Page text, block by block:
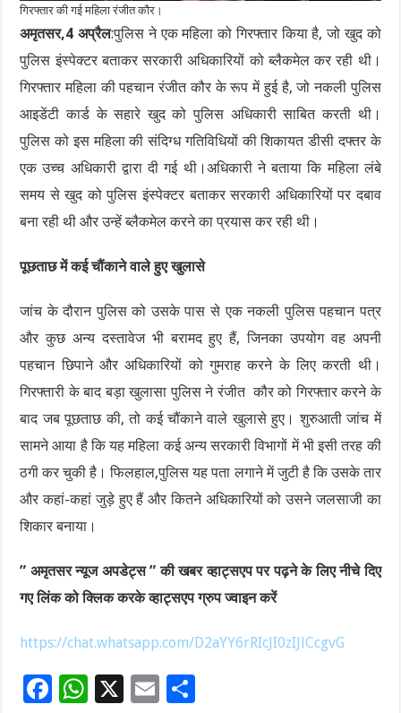
गिरफ्तार की गई महिला रंजीत कौर।
अमृतसर,4 अप्रैल:पुलिस ने एक महिला को गिरफ्तार किया है, जो खुद को
पुलिस इंस्पेक्टर बताकर सरकारी अधिकारियों को ब्लैकमेल कर रही थी।
गिरफ्तार महिला की पहचान रंजीत कौर के रूप में हुई है, जो नकली पुलिस
आइडेंटी कार्ड के सहारे खुद को पुलिस अधिकारी साबित करती थी।
पुलिस को इस महिला की संदिग्ध गतिविधियों की शिकायत डीसी दफ्तर के
एक उच्च अधिकारी द्वारा दी गई थी।अधिकारी ने बताया कि महिला लंबे
समय से खुद को पुलिस इंस्पेक्टर बताकर सरकारी अधिकारियों पर दबाव
बना रही थी और उन्हें ब्लैकमेल करने का प्रयास कर रही थी।
पूछताछ में कई चौंकाने वाले हुए खुलासे
जांच के दौरान पुलिस को उसके पास से एक नकली पुलिस पहचान पत्र
और कुछ अन्य दस्तावेज भी बरामद हुए हैं, जिनका उपयोग वह अपनी
पहचान छिपाने और अधिकारियों को गुमराह करने के लिए करती थी।
गिरफ्तारी के बाद बड़ा खुलासा पुलिस ने रंजीत कौर को गिरफ्तार करने के
बाद जब पूछताछ की, तो कई चौंकाने वाले खुलासे हुए। शुरुआती जांच में
सामने आया है कि यह महिला कई अन्य सरकारी विभागों में भी इसी तरह की
ठगी कर चुकी है। फिलहाल,पुलिस यह पता लगाने में जुटी है कि उसके तार
और कहां-कहां जुड़े हुए हैं और कितने अधिकारियों को उसने जलसाजी का
शिकार बनाया।
” अमृतसर न्यूज अपडेट्स ” की खबर व्हाट्सएप पर पढ़ने के लिए नीचे दिए
गए लिंक को क्लिक करके व्हाट्सएप ग्रुप ज्वाइन करें
https://chat.whatsapp.com/D2aYY6rRIcJI0zIJlCcgvG
F
W X
E